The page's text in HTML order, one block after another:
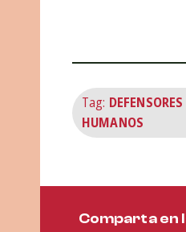
Tag:
HUMANOS
Comparta en